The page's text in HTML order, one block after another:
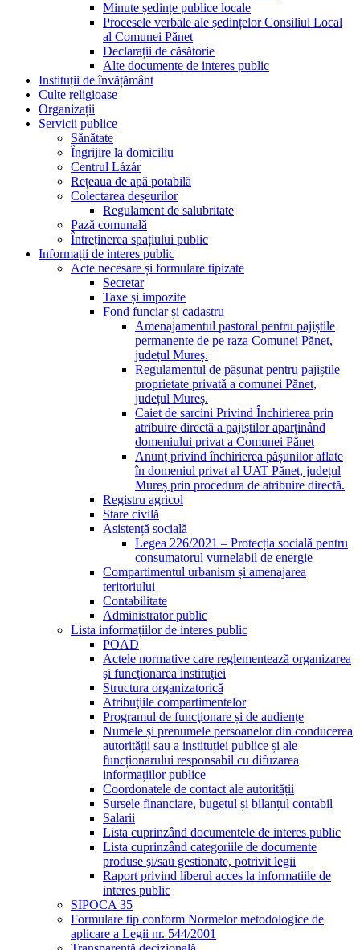
Minute ședințe publice locale
Procesele verbale ale ședințelor Consiliul Local
al Comunei Pănet
Declarații de căsătorie
Alte documente de interes public
Instituții de învățământ
Culte religioase
Organizații
Servicii publice
Sănătate
Îngrijire la domiciliu
Centrul Lázár
Rețeaua de apă potabilă
Colectarea deșeurilor
Regulament de salubritate
Pază comunală
Întreținerea spațiului public
Informații de interes public
Acte necesare și formulare tipizate
Secretar
Taxe și impozite
Fond funciar și cadastru
Amenajamentul pastoral pentru pajiștile
permanente de pe raza Comunei Pănet,
județul Mureș.
Regulamentul de pășunat pentru pajiștile
proprietate privată a comunei Pănet,
județul Mureș.
Caiet de sarcini Privind Închirierea prin
atribuire directă a pajiștilor aparținând
domeniului privat a Comunei Pănet
Anunț privind închirierea pășunilor aflate
în domeniul privat al UAT Pănet, județul
Mureș prin procedura de atribuire directă.
Registru agricol
Stare civilă
Asistență socială
Legea 226/2021 – Protecția socială pentru
consumatorul vurnelabil de energie
Compartimentul urbanism și amenajarea
teritoriului
Contabilitate
Administrator public
Lista informațiilor de interes public
POAD
Actele normative care reglementează organizarea
şi funcţionarea instituţiei
Structura organizatorică
Atribuţiile compartimentelor
Programul de funcţionare și de audiențe
Numele și prenumele persoanelor din conducerea
autorității sau a instituției publice și ale
funcționarului responsabil cu difuzarea
informațiilor publice
Coordonatele de contact ale autorității
Sursele financiare, bugetul și bilanțul contabil
Salarii
Lista cuprinzând documentele de interes public
Lista cuprinzând categoriile de documente
produse şi/sau gestionate, potrivit legii
Raport privind liberul acces la informatiile de
interes public
SIPOCA 35
Formulare tip conform Normelor metodologice de
aplicare a Legii nr. 544/2001